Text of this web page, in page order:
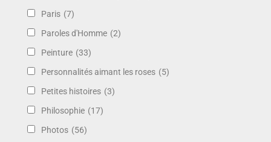
Paris (7)
Paroles d'Homme (2)
Peinture (33)
Personnalités aimant les roses (5)
Petites histoires (3)
Philosophie (17)
Photos (56)